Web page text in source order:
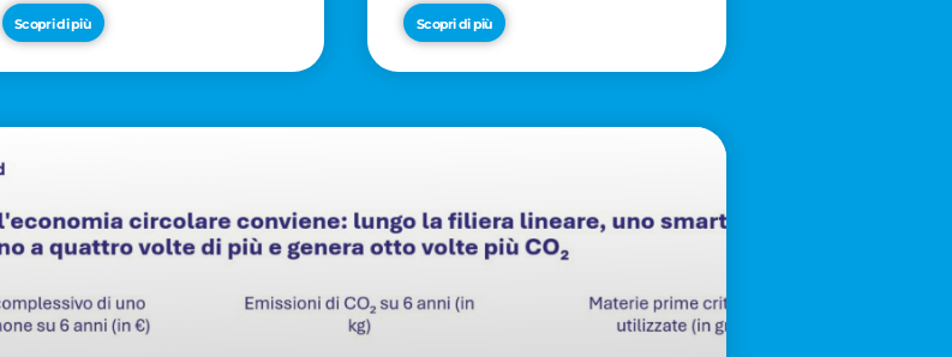
SmartCityLife per gli
spazi pubblici del
Municipio 8
Scopri di più
PER LO SVILUPPO DEL
MERCATO ITALIANO
DEL GELATO
Scopri di più